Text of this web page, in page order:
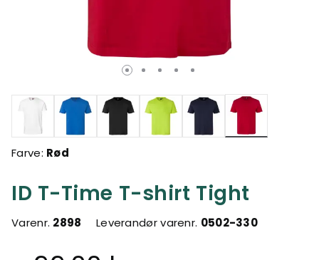
ID T-Time T-shirt Tight
Varenr. 2898 Leverandør varenr. 0502-330
valgte
Farve: Rød